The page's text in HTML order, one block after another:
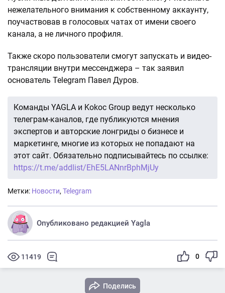
нежелательного внимания к собственному аккаунту,
поучаствовав в голосовых чатах от имени своего
канала, а не личного профиля.
Также скоро пользователи смогут запускать и видео-
трансляции внутри мессенджера – так заявил
основатель Telegram Павел Дуров.
Команды YAGLA и Kokoc Group ведут несколько
телеграм-каналов, где публикуются мнения
экспертов и авторские лонгриды о бизнесе и
маркетинге, многие из которых не попадают на
этот сайт. Обязательно подписывайтесь по ссылке:
https://t.me/addlist/EhE5LANnrBphMjUy
Метки: Новости, Telegram
Опубликовано редакцией Yagla
11419 0
Поделись